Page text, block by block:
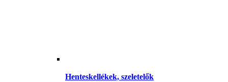
Henteskellékek, szeletelők